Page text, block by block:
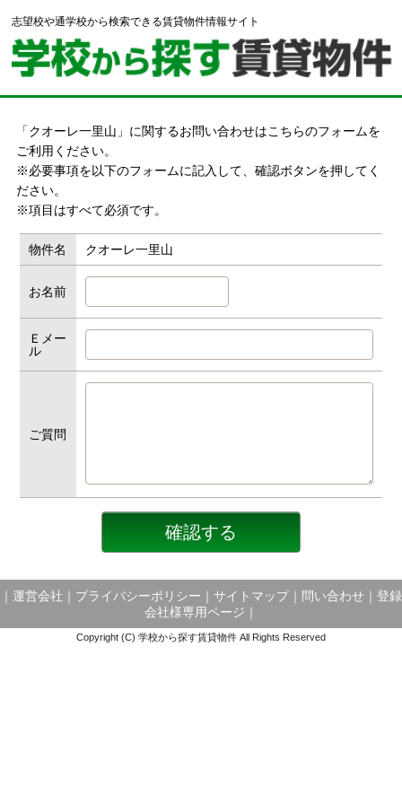
志望校や通学校から検索できる賃貸物件情報サイト
「クオーレ一里山」に関するお問い合わせはこちらのフォームを
ご利用ください。
※必要事項を以下のフォームに記入して、確認ボタンを押してく
ださい。
※項目はすべて必須です。
物件名 クオーレ一里山
お名前
Ｅメー
ル
ご質問
運営会社 プライバシーポリシー サイトマップ｜ 問い合わせ
登録
会社様専用ページ
Copyright (C) 学校から探す賃貸物件 All Rights Reserved